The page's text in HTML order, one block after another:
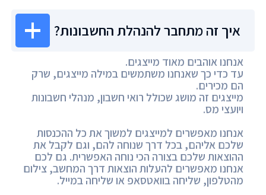
איך זה מתחבר להנהלת החשבונות?
אנחנו אוהבים מאוד מייצגים.
עד כדי כך שאנחנו משתמשים במילה מייצגים, שרק
הם מכירים.
מייצגים זה מושג שכולל רואי חשבון, מנהלי חשבונות
ויועצי מס.
אנחנו מאפשרים למייצגים למשוך את כל ההכנסות
שלכם אליהם, בכל דרך שנוחה להם, וגם לקבל את
ההוצאות שלכם בצורה הכי נוחה האפשרית. גם לכם
אנחנו מאפשרים להעלות הוצאות דרך המחשב, צילום
מהטלפון, שליחה בוואטסאפ או שליחה במייל.